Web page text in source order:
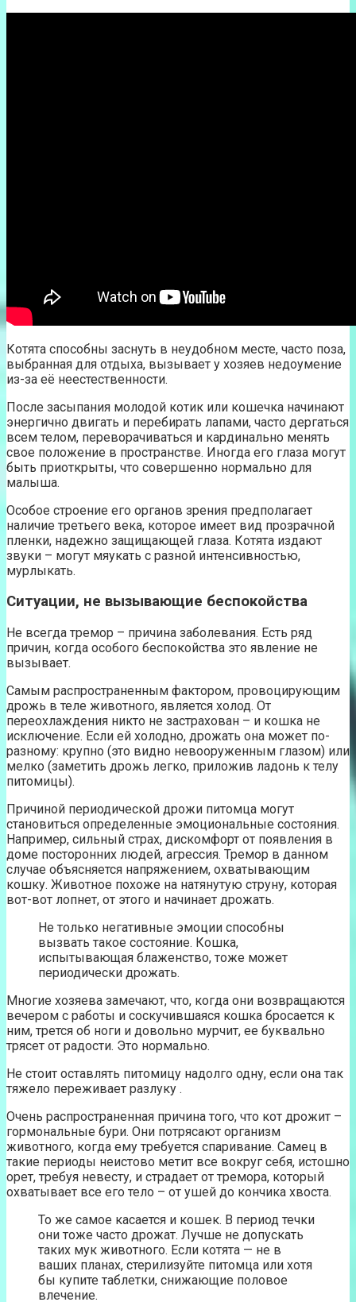
Котята способны заснуть в неудобном месте, часто поза,
выбранная для отдыха, вызывает у хозяев недоумение
из-за её неестественности.
После засыпания молодой котик или кошечка начинают
энергично двигать и перебирать лапами, часто дергаться
всем телом, переворачиваться и кардинально менять
свое положение в пространстве. Иногда его глаза могут
быть приоткрыты, что совершенно нормально для
малыша.
Особое строение его органов зрения предполагает
наличие третьего века, которое имеет вид прозрачной
пленки, надежно защищающей глаза. Котята издают
звуки – могут мяукать с разной интенсивностью,
мурлыкать.
Ситуации, не вызывающие беспокойства
Не всегда тремор – причина заболевания. Есть ряд
причин, когда особого беспокойства это явление не
вызывает.
Самым распространенным фактором, провоцирующим
дрожь в теле животного, является холод. От
переохлаждения никто не застрахован – и кошка не
исключение. Если ей холодно, дрожать она может по-
разному: крупно (это видно невооруженным глазом) или
мелко (заметить дрожь легко, приложив ладонь к телу
питомицы).
Причиной периодической дрожи питомца могут
становиться определенные эмоциональные состояния.
Например, сильный страх, дискомфорт от появления в
доме посторонних людей, агрессия. Тремор в данном
случае объясняется напряжением, охватывающим
кошку. Животное похоже на натянутую струну, которая
вот-вот лопнет, от этого и начинает дрожать.
Не только негативные эмоции способны
вызвать такое состояние. Кошка,
испытывающая блаженство, тоже может
периодически дрожать.
Многие хозяева замечают, что, когда они возвращаются
вечером с работы и соскучившаяся кошка бросается к
ним, трется об ноги и довольно мурчит, ее буквально
трясет от радости. Это нормально.
Не стоит оставлять питомицу надолго одну, если она так
тяжело переживает разлуку .
Очень распространенная причина того, что кот дрожит –
гормональные бури. Они потрясают организм
животного, когда ему требуется спаривание. Самец в
такие периоды неистово метит все вокруг себя, истошно
орет, требуя невесту, и страдает от тремора, который
охватывает все его тело – от ушей до кончика хвоста.
То же самое касается и кошек. В период течки
они тоже часто дрожат. Лучше не допускать
таких мук животного. Если котята — не в
ваших планах, стерилизуйте питомца или хотя
бы купите таблетки, снижающие половое
влечение.